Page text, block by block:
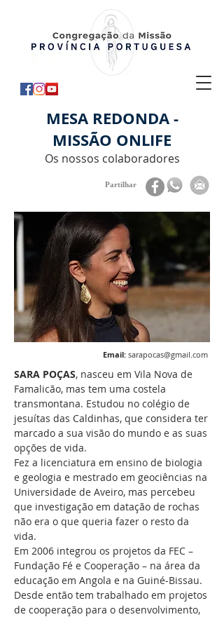
MESA REDONDA -
MISSÃO ONLIFE
Os nossos colaboradores
Partilhar
Email: sarapocas@gmail.com
SARA POÇAS, nasceu em Vila Nova de
Famalicão, mas tem uma costela
transmontana. Estudou no colégio de
jesuítas das Caldinhas, que considera ter
marcado a sua visão do mundo e as suas
opções de vida.
Fez a licenciatura em ensino de biologia
e geologia e mestrado em geociências na
Universidade de Aveiro, mas percebeu
que investigação em datação de rochas
não era o que queria fazer o resto da
vida.
Em 2006 integrou os projetos da FEC –
Fundação Fé e Cooperação – na área da
educação em Angola e na Guiné-Bissau.
Desde então tem trabalhado em projetos
de cooperação para o desenvolvimento,